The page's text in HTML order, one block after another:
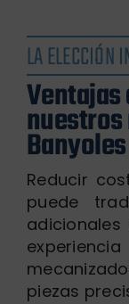
LA ELECCIÓN
Banyoles
Reducir
puede
piezas